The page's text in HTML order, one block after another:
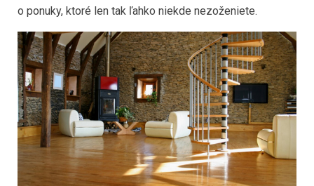
o ponuky, ktoré len tak ľahko niekde nezoženiete.